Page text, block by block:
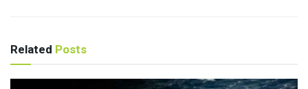
Related Posts